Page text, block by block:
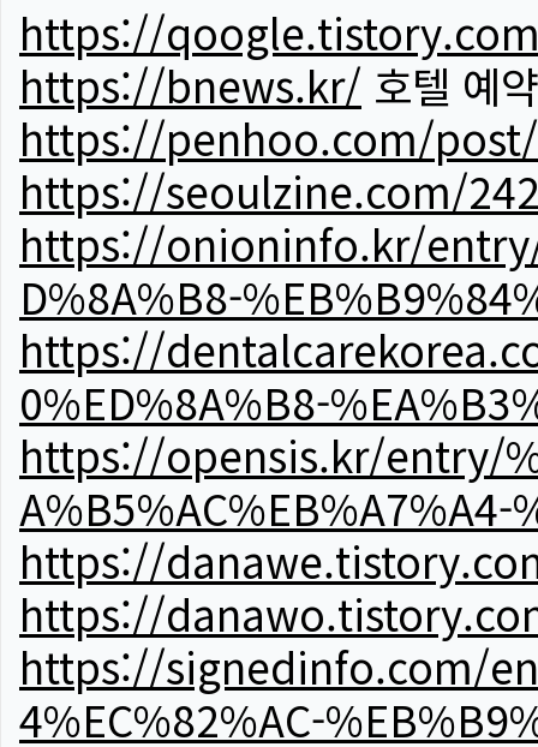
https://
https://bnews.kr/ 호텔 예약
https://penhoo.com/
https://seoulzine.com/
https://onioninfo.kr/entry/
D%8A%B8-
https://
0%ED%8A%B8-
https://opensis.kr/entry/
A%B5%AC%EB%A7%A4-
https://
https://
https://signedinfo.com/
4%EC%82%AC-